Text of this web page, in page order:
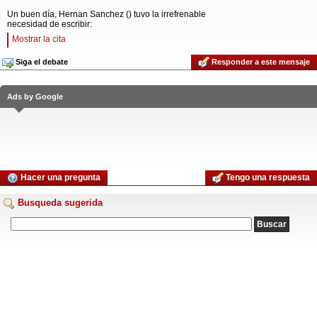
Un buen día, Hernan Sanchez () tuvo la irrefrenable
necesidad de escribir:
Mostrar la cita
Siga el debate Responder a este mensaje
Ads by Google
Hacer una pregunta Tengo una respuesta
Busqueda sugerida